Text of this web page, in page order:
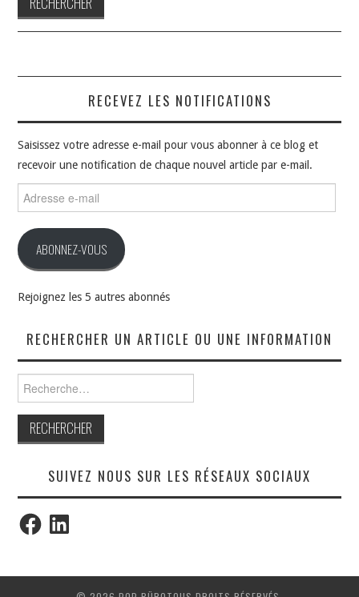
RECEVEZ LES NOTIFICATIONS
Saisissez votre adresse e-mail pour vous abonner à ce blog et
recevoir une notification de chaque nouvel article par e-mail.
e-
ABONNEZ-VOUS
Rejoignez les 5 autres abonnés
RECHERCHER UN ARTICLE OU UNE INFORMATION
SUIVEZ NOUS SUR LES RÉSEAUX SOCIAUX
FacebookLinkedIn